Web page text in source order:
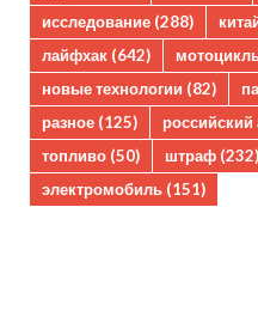
исследование (288)
лайфхак (642)
новые технологии (82)
разное (125)
топливо (50) штраф (232)
электромобиль (151)